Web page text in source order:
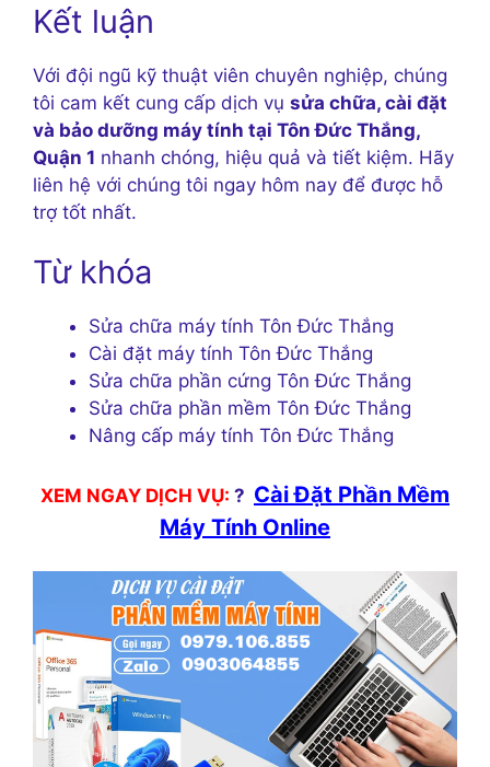
Kết luận
Với đội ngũ kỹ thuật viên chuyên nghiệp, chúng
tôi cam kết cung cấp dịch vụ sửa chữa, cài đặt
và bảo dưỡng máy tính tại Tôn Đức Thắng,
Quận 1 nhanh chóng, hiệu quả và tiết kiệm. Hãy
liên hệ với chúng tôi ngay hôm nay để được hỗ
trợ tốt nhất.
Từ khóa
Sửa chữa máy tính Tôn Đức Thắng
Cài đặt máy tính Tôn Đức Thắng
Sửa chữa phần cứng Tôn Đức Thắng
Sửa chữa phần mềm Tôn Đức Thắng
Nâng cấp máy tính Tôn Đức Thắng
XEM NGAY DỊCH VỤ: ? Cài Đặt Phần Mềm
Máy Tính Online